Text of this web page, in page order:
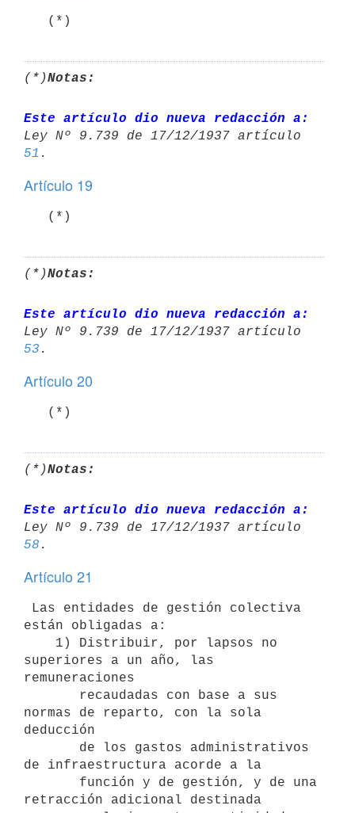
   (*)
(*)Notas:
Este artículo dio nueva redacción a:
Ley Nº 9.739 de 17/12/1937 artículo
51
Artículo 19
   (*)
(*)Notas:
Este artículo dio nueva redacción a:
Ley Nº 9.739 de 17/12/1937 artículo
53
Artículo 20
   (*)
(*)Notas:
Este artículo dio nueva redacción a:
Ley Nº 9.739 de 17/12/1937 artículo
58
Artículo 21
están obligadas a:
superiores a un año, las
remuneraciones
normas de reparto, con la sola
deducción
de infraestructura acorde a la
retracción adicional destinada